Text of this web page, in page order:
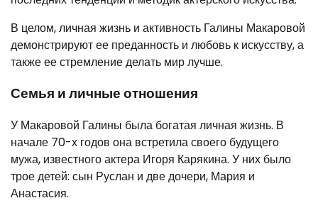
В целом, личная жизнь и активность Галины Макаровой
демонстрируют ее преданность и любовь к искусству, а
также ее стремление делать мир лучше.
Семья и личные отношения
У Макаровой Галины была богатая личная жизнь. В
начале 70-х годов она встретила своего будущего
мужа, известного актера Игоря Карякина. У них было
трое детей: сын Руслан и две дочери, Мария и
Анастасия.